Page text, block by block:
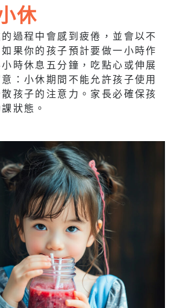
休
過程中會感到疲倦，並會以不
果你的孩子預計要做一小時作
時休息五分鐘，吃點心或伸展
：小休期間不能允許孩子使用
孩子的注意力。家長必確保孩
狀態。